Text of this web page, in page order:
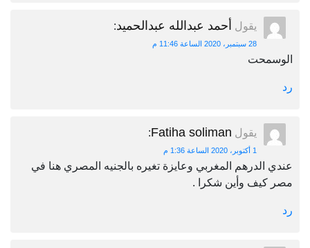
يقول أحمد عبدالله عبدالحميد:
28 سبتمبر، 2020 الساعة 11:46 م
الوسمحت
رد
يقول Fatiha soliman
:
1 أكتوبر، 2020 الساعة 1:36 م
عندي الدرهم المغربي وعايزة تغيره بالجنيه المصري هنا في
مصر كيف وأين شكرا .
رد